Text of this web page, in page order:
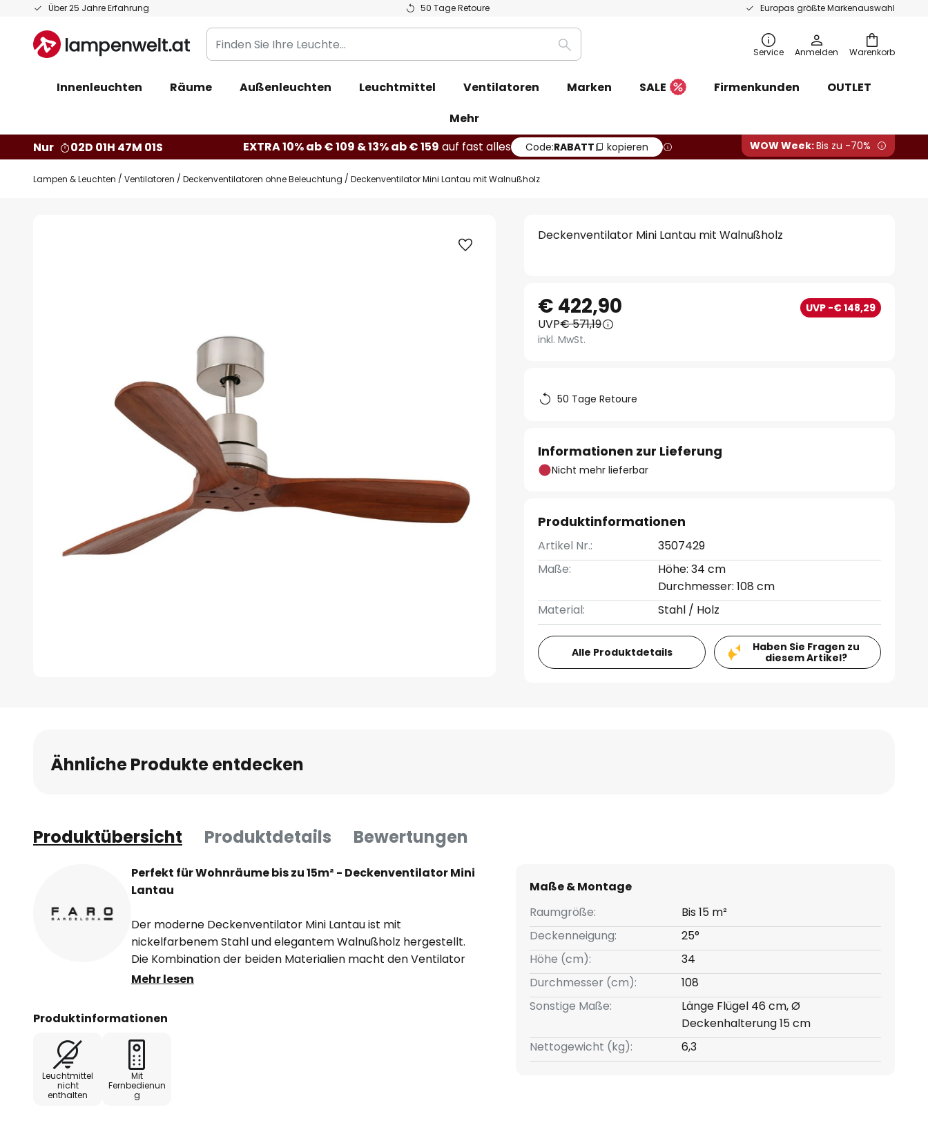
Über 25 Jahre Erfahrung 50 Tage Retoure Europas größte Markenauswahl
Zum
springen
Warenkorb
Finden
Sie
Leuchte...
Suche Service Anmelden
Innenleuchten Räume Außenleuchten Leuchtmittel Ventilatoren Marken SALE Firmenkunden
OUTLET
Mehr
Nur
02D 01H 47M 00S EXTRA 10% ab € 109 & 13% ab € 159 auf fast alles Code:RABATT kopieren WOW Week:Bis zu -70%
Lampen & Leuchten Ventilatoren Deckenventilatoren ohne Beleuchtung Deckenventilator Mini Lantau mit Walnußholz
Bildgalerie
springen
Deckenventilator Mini Lantau mit Walnußholz
€ 422,90 UVP -€ 148,29
UVP€ 571,19
inkl. MwSt.
50 Tage Retoure
Informationen zur Lieferung
Nicht mehr lieferbar
Produktinformationen
Artikel Nr.:
3507429
Maße:
Höhe: 34 cm
Durchmesser: 108 cm
Material:
Stahl / Holz
Alle Produktdetails
Haben Sie Fragen zu
diesem Artikel?
Ähnliche Produkte entdecken
Produktübersicht Produktdetails Bewertungen
Perfekt für Wohnräume bis zu 15m² - Deckenventilator Mini
Lantau
Der moderne Deckenventilator Mini Lantau ist mit
nickelfarbenem Stahl und elegantem Walnußholz hergestellt.
Die Kombination der beiden Materialien macht den Ventilator
passend für viele unterschiedliche Einrichtungen.
Funktionen
Ausgestattet mit einer praktischen Vor- und Rücklauffunktion,
bietet der Deckenventilator Komfort das ganze Jahr, ob
kühlende Luft im Sommer oder energiesparendes Umwälzen der
warmen Luft im Winter. Die Bedienung erfolgt mittels
Mehr lesen
Produktinformationen
Leuchtmittel
nicht
enthalten
Mit
Fernbedienun
g
Maße & Montage
Raumgröße:
Bis 15 m²
Deckenneigung:
25°
Höhe (cm):
34
Durchmesser (cm):
108
Sonstige Maße:
Länge Flügel 46 cm, Ø
Deckenhalterung 15 cm
Nettogewicht (kg):
6,3